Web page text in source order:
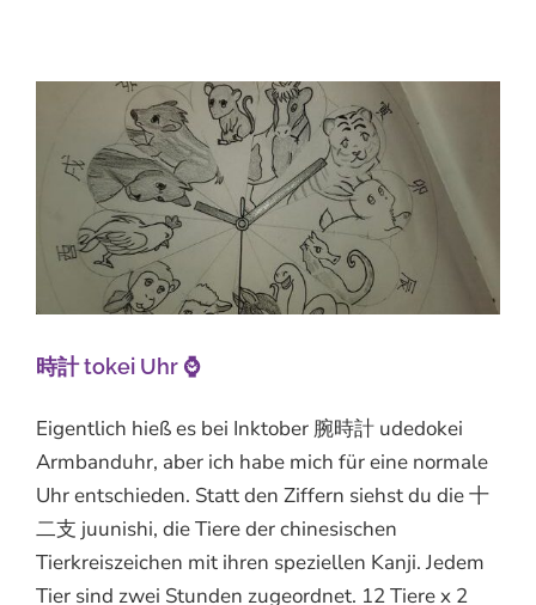
時計 tokei Uhr ⌚
Eigentlich hieß es bei Inktober 腕時計 udedokei
Armbanduhr, aber ich habe mich für eine normale
Uhr entschieden. Statt den Ziffern siehst du die 十
二支 juunishi, die Tiere der chinesischen
Tierkreiszeichen mit ihren speziellen Kanji. Jedem
Tier sind zwei Stunden zugeordnet. 12 Tiere x 2